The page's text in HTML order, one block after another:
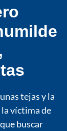
tejas y la
víctima de
buscar